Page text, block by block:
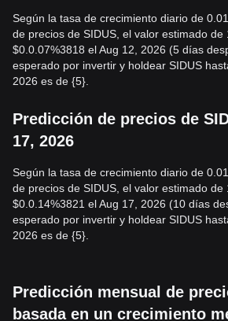
Según la tasa de crecimiento diario de
de precios de SIDUS, el valor estimado de
$0.0.07%3818 el Aug 12, 2026 (5 días
esperado por invertir y holdear SIDUS
2026 es de {5}.
Predicción de precios de
17, 2026
Según la tasa de crecimiento diario de
de precios de SIDUS, el valor estimado de
$0.0.14%3821 el Aug 17, 2026 (10 días
esperado por invertir y holdear SIDUS
2026 es de {5}.
Predicción mensual de
basada en un crecimiento